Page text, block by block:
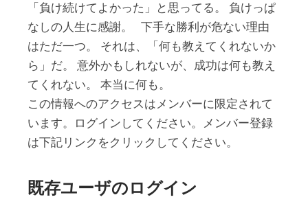
「負け続けてよかった」と思ってる。 負けっぱ
なしの人生に感謝。 下手な勝利が危ない理由
はただ一つ。 それは、「何も教えてくれないか
ら」だ。 意外かもしれないが、成功は何も教え
てくれない。 本当に何も。
この情報へのアクセスはメンバーに限定されて
います。ログインしてください。メンバー登録
は下記リンクをクリックしてください。
既存ユーザのログイン